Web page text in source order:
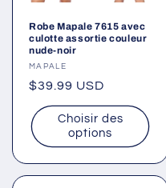
Robe Mapale 7615 avec
culotte assortie couleur
nude-noir
Fournisseur :
MAPALE
Prix
habituel
$39.99 USD
Choisir des
options